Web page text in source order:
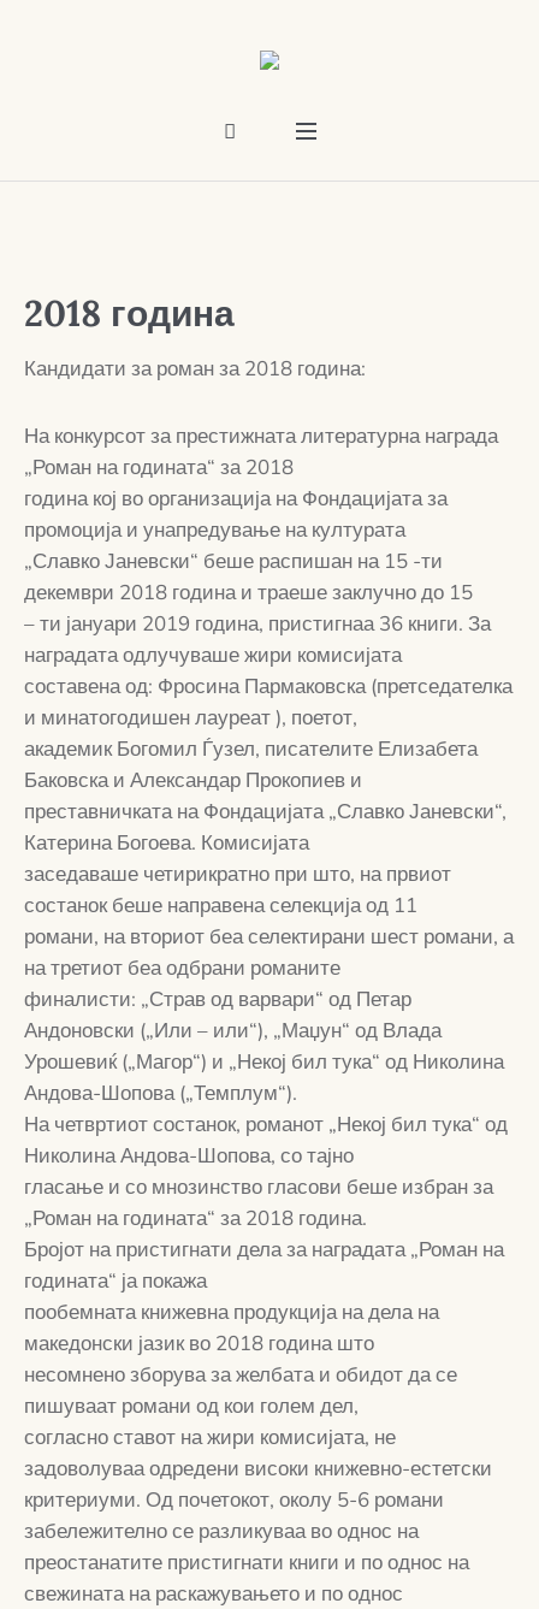
2018 година
Кандидати за роман за 2018 година:
На конкурсот за престижната литературна награда
„Роман на годината“ за 2018
година кој во организација на Фондацијата за
промоција и унапредување на културата
„Славко Јаневски“ беше распишан на 15 -ти
декември 2018 година и траеше заклучно до 15
– ти јануари 2019 година, пристигнаа 36 книги. За
наградата одлучуваше жири комисијата
составена од: Фросина Пармаковска (претседателка
и минатогодишен лауреат ), поетот,
академик Богомил Ѓузел, писателите Елизабета
Баковска и Александар Прокопиев и
преставничката на Фондацијата „Славко Јаневски“,
Катерина Богоева. Комисијата
заседаваше четирикратно при што, на првиот
состанок беше направена селекција од 11
романи, на вториот беа селектирани шест романи, а
на третиот беа одбрани романите
финалисти: „Страв од варвари“ од Петар
Андоновски („Или – или“), „Маџун“ од Влада
Урошевиќ („Магор“) и „Некој бил тука“ од Николина
Андова-Шопова („Темплум“).
На четвртиот состанок, романот „Некој бил тука“ од
Николина Андова-Шопова, со тајно
гласање и со мнозинство гласови беше избран за
„Роман на годината“ за 2018 година.
Бројот на пристигнати дела за наградата „Роман на
годината“ ја покажа
пообемната книжевна продукција на дела на
македонски јазик во 2018 година што
несомнено зборува за желбата и обидот да се
пишуваат романи од кои голем дел,
согласно ставот на жири комисијата, не
задоволуваа одредени високи книжевно-естетски
критериуми. Од почетокот, околу 5-6 романи
забележително се разликуваа во однос на
преостанатите пристигнати книги и по однос на
свежината на раскажувањето и по однос